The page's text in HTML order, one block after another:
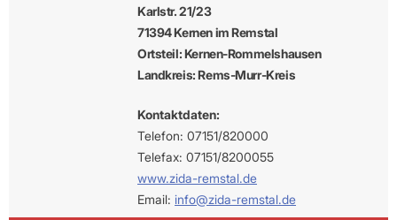
Karlstr. 21/23
71394 Kernen im Remstal
Ortsteil: Kernen-Rommelshausen
Landkreis: Rems-Murr-Kreis
Kontaktdaten:
Telefon: 07151/820000
Telefax: 07151/8200055
www.zida-remstal.de
Email: info@zida-remstal.de